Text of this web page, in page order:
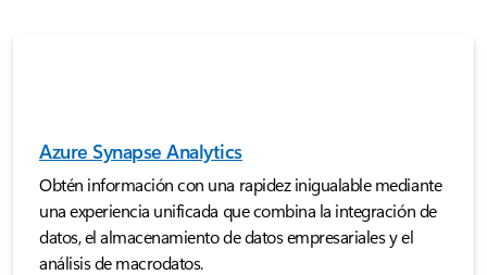
Azure Synapse Analytics
Obtén información con una rapidez inigualable mediante
una experiencia unificada que combina la integración de
datos, el almacenamiento de datos empresariales y el
análisis de macrodatos.